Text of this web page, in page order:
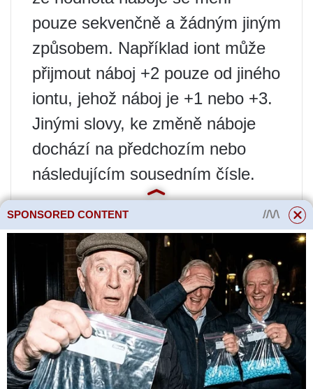
pouze sekvenčně a žádným jiným
způsobem. Například iont může
přijmout náboj +2 pouze od jiného
iontu, jehož náboj je +1 nebo +3.
Jinými slovy, ke změně náboje
dochází na předchozím nebo
následujícím sousedním čísle.
SPONSORED CONTENT